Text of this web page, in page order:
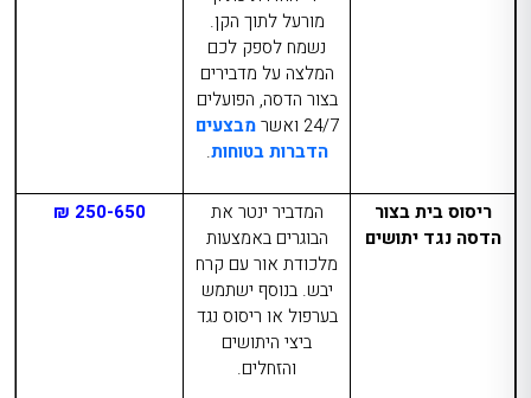
מורעל לתוך הקן.
נשמח לספק לכם
המלצה על מדבירים
בצור הדסה, הפועלים
24/7 ואשר
מבצעים
הדברות בטוחות.
ריסוס בית בצור
הדסה נגד יתושים
המדביר ינטר את
הבוגרים באמצעות
מלכודת אור עם קרח
יבש. בנוסף ישתמש
בערפול או ריסוס נגד
ביצי היתושים
והזחלים.
250-650 ₪